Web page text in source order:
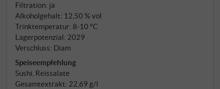
vereint Sangiovese in reduktiver Klarheit mit
Trinkfreude und Eingängigkeit – puristisch, rosa und
voller Emotionen. SUPERIORE.DE
Filtration: ja
Alkoholgehalt: 12,50 % vol
Trinktemperatur: 8‑10 °C
Lagerpotenzial: 2029
Verschluss: Diam
Speiseempfehlung
Sushi, Reissalate
Gesamtextrakt: 22,69 g/l